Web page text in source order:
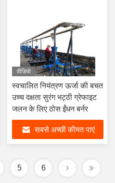
वीडियो
स्वचालित नियंत्रण ऊर्जा की बचत
उच्च दक्षता सुरंग भट्ठी ग्रेफाइट
जलन के लिए ठोस ईंधन बर्नर
सबसे अच्छी कीमत पाएं
5 6